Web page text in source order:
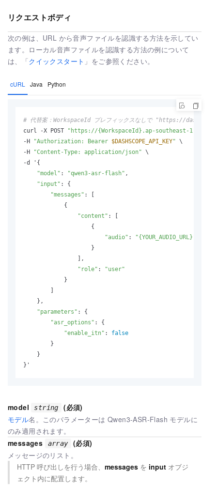
リクエストボディ
次の例は、URL から音声ファイルを認識する方法を示してい
ます。ローカル音声ファイルを認識する方法の例について
は、「クイックスタート 」をご参照ください。
cURL Java Python
# 代替案：WorkspaceId プレフィックスなしで "https://
curl -X POST
"https://{WorkspaceId}.ap-southeast-
-H
"Authorization: Bearer $DASHSCOPE_API_KEY" \
-H
"Content-Type: application/json" \
-d '{
"model" : "qwen3-asr-flash" ,
"input" : {
"messages" : [
            {
"content" : [
                    {
"audio" :
"{YOUR_AUDIO_URL}"
                    }
                ],
"role" :
"user"
            }
    },
"parameters" : {
"asr_options" : {
"enable_itn" : false
        }
    }
}'
model string
(必須)
モデル名。このパラメーターは Qwen3-ASR-Flash モデルに
のみ適用されます。
messages
array
(必須)
メッセージのリスト。
HTTP 呼び出しを行う場合、 messages を input オブジ
ェクト内に配置します。